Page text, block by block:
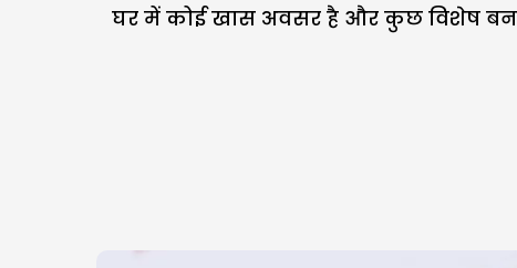
घर में कोई खास अवसर है और कुछ विशेष